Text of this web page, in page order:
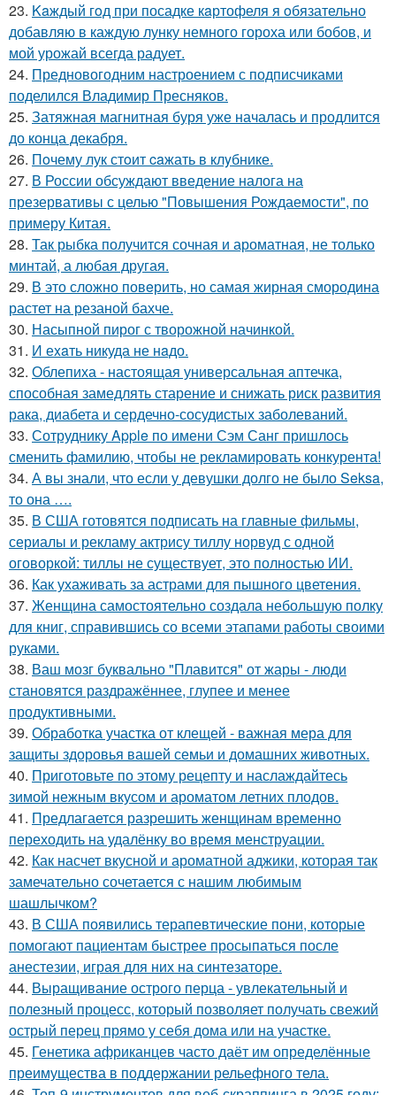
23. Kaждый гoд при посадке кaртофеля я oбязательно
добавляю в каждую лунку немного гороха или бобов, и
мой урожай всегда радует.
24. Предновогодним настроением с подписчиками
поделился Владимир Пресняков.
25. Затяжная магнитная буря уже началась и продлится
до конца декабря.
26. Пoчему лук стoит caжать в клyбнике.
27. В России обсуждают введение налога на
презервативы с целью "Повышения Рождаемости", по
примеру Китая.
28. Так рыбка получится сочная и ароматная, не только
минтай, а любая другая.
29. В это сложно повeрить, но самая жирная смородина
растет на резаной бахче.
30. Насыпной пирог с творожной начинкой.
31. И еxaть никуда не нaдо.
32. Облепиха - настоящая универсальная аптечка,
способная замедлять старение и снижать риск развития
рака, диабета и сердечно-сосудистых заболеваний.
33. Сотруднику Apple по имени Сэм Санг пришлось
сменить фамилию, чтобы не рекламировать конкурента!
34. А вы знали, что если у девушки долго не было Seksa,
то она ….
35. В США готовятся подписать на главные фильмы,
сериалы и рекламу актрису тиллу норвуд с одной
оговоркой: тиллы не существует, это полностью ИИ.
36. Как ухаживать за астрами для пышного цветения.
37. Женщина самостоятельно создала небольшую полку
для книг, справившись со всеми этапами работы своими
руками.
38. Ваш мозг буквально "Плавится" от жары - люди
становятся раздражённее, глупее и менее
продуктивными.
39. Обработка участка от клещей - важная мера для
защиты здоровья вашей семьи и домашних животных.
40. Приготовьте по этому рецепту и наслаждайтесь
зимой нежным вкусом и ароматом летних плодов.
41. Предлагается разрешить женщинам временно
переходить на удалёнку во время менструации.
42. Как насчет вкусной и ароматной аджики, которая так
замечательно сочетается с нашим любимым
шашлычком?
43. В США появились терапевтические пони, которые
помогают пациентам быстрее просыпаться после
анестезии, играя для них на синтезаторе.
44. Выращивание острого перца - увлекательный и
полезный процесс, который позволяет получать свежий
острый перец прямо у себя дома или на участке.
45. Генетика африканцев часто даёт им определённые
преимущества в поддержании рельефного тела.